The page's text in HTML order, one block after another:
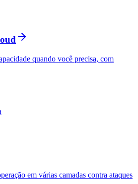
quando você precisa, com
em várias camadas contra ataques